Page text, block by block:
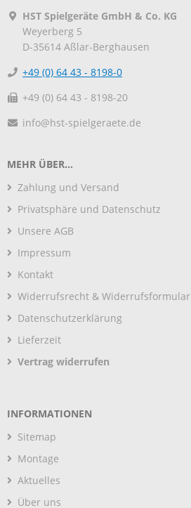
HST Spielgeräte GmbH & Co. KG
Weyerberg 5
D-35614 Aßlar-Berghausen
+49 (0) 64 43 - 8198-0
+49 (0) 64 43 - 8198-20
info@hst-spielgeraete.de
MEHR ÜBER...
Zahlung und Versand
Privatsphäre und Datenschutz
Unsere AGB
Impressum
Kontakt
Widerrufsrecht & Widerrufsformular
Datenschutzerklärung
Lieferzeit
Vertrag widerrufen
INFORMATIONEN
Sitemap
Montage
Aktuelles
Über uns